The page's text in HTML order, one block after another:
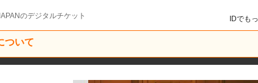
のデジタルチケット
IDでも
ついて